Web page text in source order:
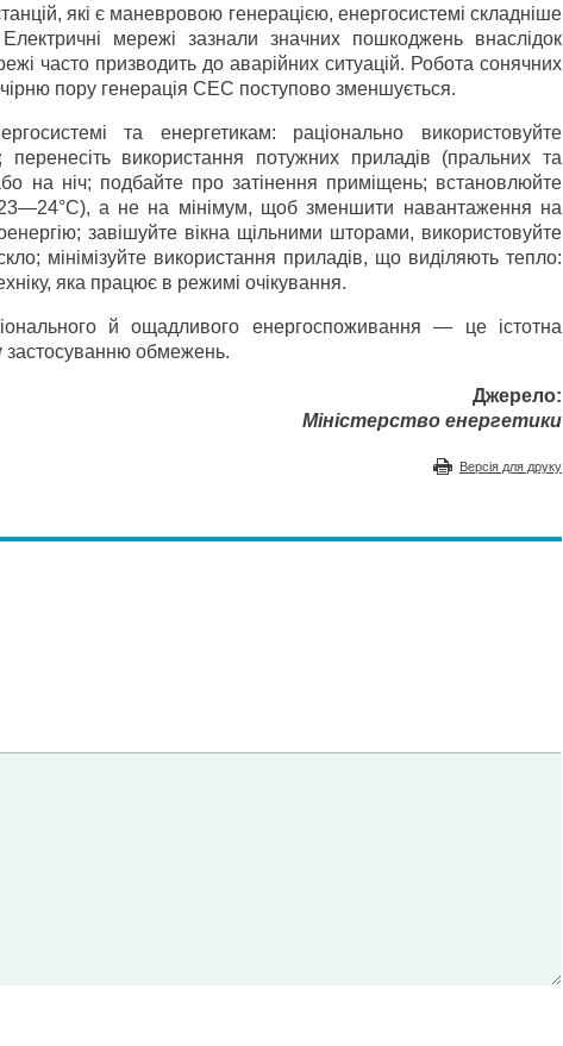
які є маневровою генерацією, енергосистемі складніше
мережі зазнали значних пошкоджень внаслідок
часто призводить до аварійних ситуацій. Робота сонячних
пору генерація СЕС поступово зменшується.
та енергетикам: раціонально використовуйте
перенесіть використання потужних приладів (пральних та
на ніч; подбайте про затінення приміщень; встановлюйте
а не на мінімум, щоб зменшити навантаження на
завішуйте вікна щільними шторами, використовуйте
мінімізуйте використання приладів, що виділяють тепло:
яка працює в режимі очікування.
й ощадливого енергоспоживання — це істотна
застосуванню обмежень.
Джерело:
Міністерство енергетики
Версія для друку